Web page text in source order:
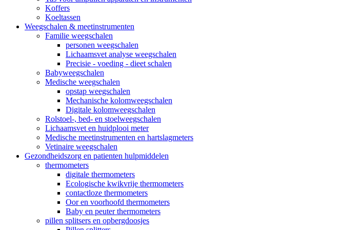
Koffers
Koeltassen
Weegschalen & meetinstrumenten
Familie weegschalen
personen weegschalen
Lichaamsvet analyse weegschalen
Precisie - voeding - dieet schalen
Babyweegschalen
Medische weegschalen
opstap weegschalen
Mechanische kolomweegschalen
Digitale kolomweegschalen
Rolstoel-, bed- en stoelweegschalen
Lichaamsvet en huidplooi meter
Medische meetinstrumenten en hartslagmeters
Vetinaire weegschalen
Gezondheidszorg en patienten hulpmiddelen
thermometers
digitale thermometers
Ecologische kwikvrije thermometers
contactloze thermometers
Oor en voorhoofd thermometers
Baby en peuter thermometers
pillen splitsers en opbergdoosjes